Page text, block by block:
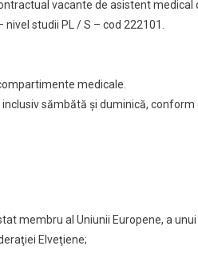
vacante de asistent medical
studii PL / S – cod 222101.
medicale.
sămbătă și duminică,
membru al Uniunii Europene, a
Elveţiene;